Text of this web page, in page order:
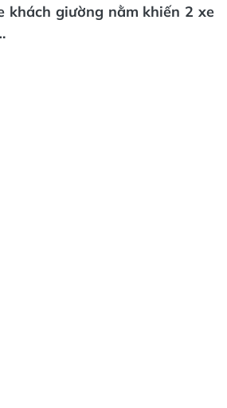
khách giường nằm khiến 2 xe